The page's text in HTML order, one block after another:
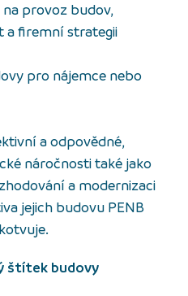
provoz budov,
a firemní strategii
pro nájemce nebo
a odpovědné,
náročnosti také jako
a modernizaci
jejich budovu PENB
štítek budovy